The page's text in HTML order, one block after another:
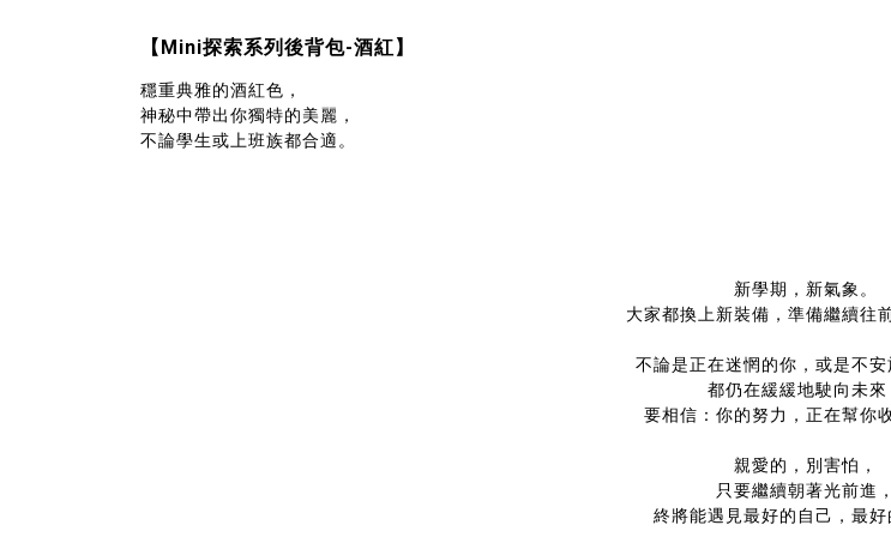
【Mini探索系列後背包-酒紅】
穩重典雅的酒紅色，
神秘中帶出你獨特的美麗，
不論學生或上班族都合適。
新學期，新氣象。
大家都換上新裝備，準備繼續往
不論是正在迷惘的你，或是不
都仍在緩緩地駛向未來
要相信：你的努力，正在幫你
親愛的，別害怕，
只要繼續朝著光前進，
終將能遇見最好的自己，最好